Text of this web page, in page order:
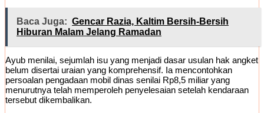
Baca Juga: Gencar Razia, Kaltim Bersih-Bersih
Hiburan Malam Jelang Ramadan
Ayub menilai, sejumlah isu yang menjadi dasar usulan hak angket
belum disertai uraian yang komprehensif. Ia mencontohkan
persoalan pengadaan mobil dinas senilai Rp8,5 miliar yang
menurutnya telah memperoleh penyelesaian setelah kendaraan
tersebut dikembalikan.